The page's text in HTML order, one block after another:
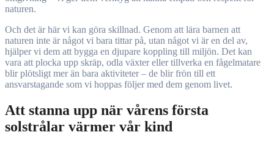
naturen.
Och det är här vi kan göra skillnad. Genom att lära barnen att
naturen inte är något vi bara tittar på, utan något vi är en del av,
hjälper vi dem att bygga en djupare koppling till miljön. Det kan
vara att plocka upp skräp, odla växter eller tillverka en fågelmatare
blir plötsligt mer än bara aktiviteter – de blir frön till ett
ansvarstagande som vi hoppas följer med dem genom livet.
Att stanna upp när vårens första
solstrålar värmer vår kind